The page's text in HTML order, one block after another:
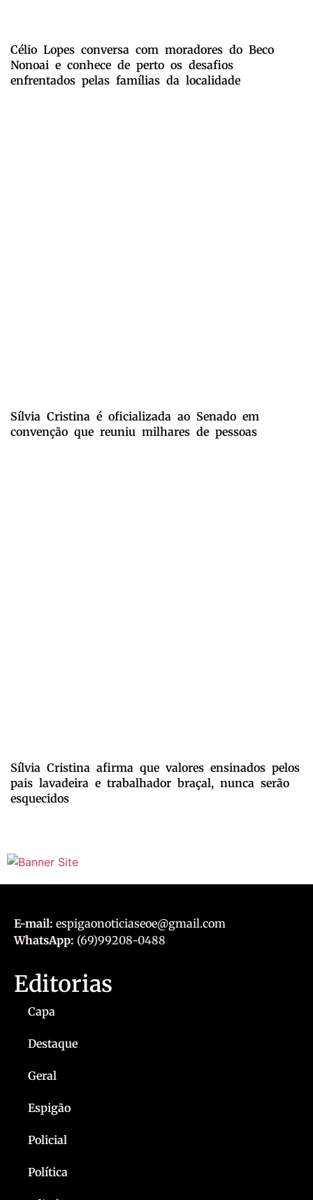
Célio Lopes conversa com moradores do Beco
Nonoai e conhece de perto os desafios
enfrentados pelas famílias da localidade
Sílvia Cristina é oficializada ao Senado em
convenção que reuniu milhares de pessoas
Sílvia Cristina afirma que valores ensinados pelos
pais lavadeira e trabalhador braçal, nunca serão
esquecidos
E-mail: espigaonoticiaseoe@gmail.com
WhatsApp: (69)99208-0488
Editorias
Capa
Destaque
Geral
Espigão
Policial
Política